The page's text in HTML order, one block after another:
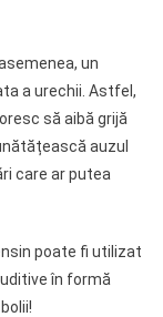
un
a urechii. Astfel,
să aibă grijă
auzul
care ar putea
poate fi utilizat
în formă